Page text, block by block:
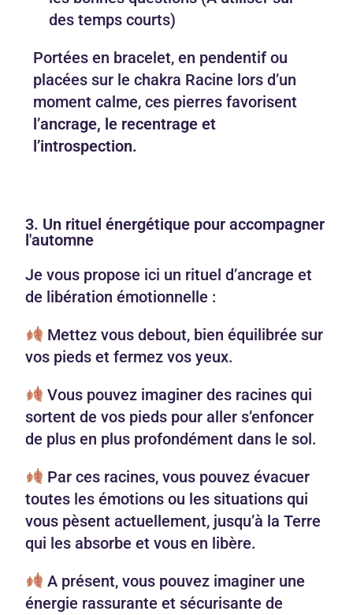
des temps courts)
Portées en bracelet, en pendentif ou
placées sur le chakra Racine lors d’un
moment calme, ces pierres favorisent
l’ancrage, le recentrage et
l’introspection.
3. Un rituel énergétique pour accompagner
l'automne
Je vous propose ici un rituel d’ancrage et
de libération émotionnelle :
Mettez vous debout, bien équilibrée sur
vos pieds et fermez vos yeux.
Vous pouvez imaginer des racines qui
sortent de vos pieds pour aller s’enfoncer
de plus en plus profondément dans le sol.
Par ces racines, vous pouvez évacuer
toutes les émotions ou les situations qui
vous pèsent actuellement, jusqu’à la Terre
qui les absorbe et vous en libère.
A présent, vous pouvez imaginer une
énergie rassurante et sécurisante de